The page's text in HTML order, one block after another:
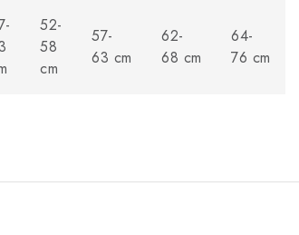
52-
58
cm
57-
63 cm
62-
68 cm
64-
76 cm